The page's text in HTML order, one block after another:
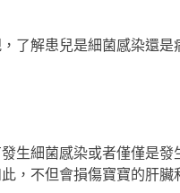
了解患兒是細菌感染還
生細菌感染或者僅僅是
，不但會損傷寶寶的肝